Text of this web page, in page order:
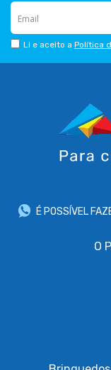
Li e aceito a Política
É POSSÍVEL
O